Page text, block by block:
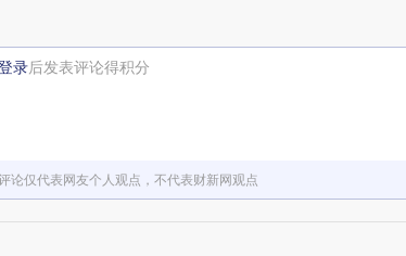
录后发表评论得积分
论仅代表网友个人观点，不代表财新网观点